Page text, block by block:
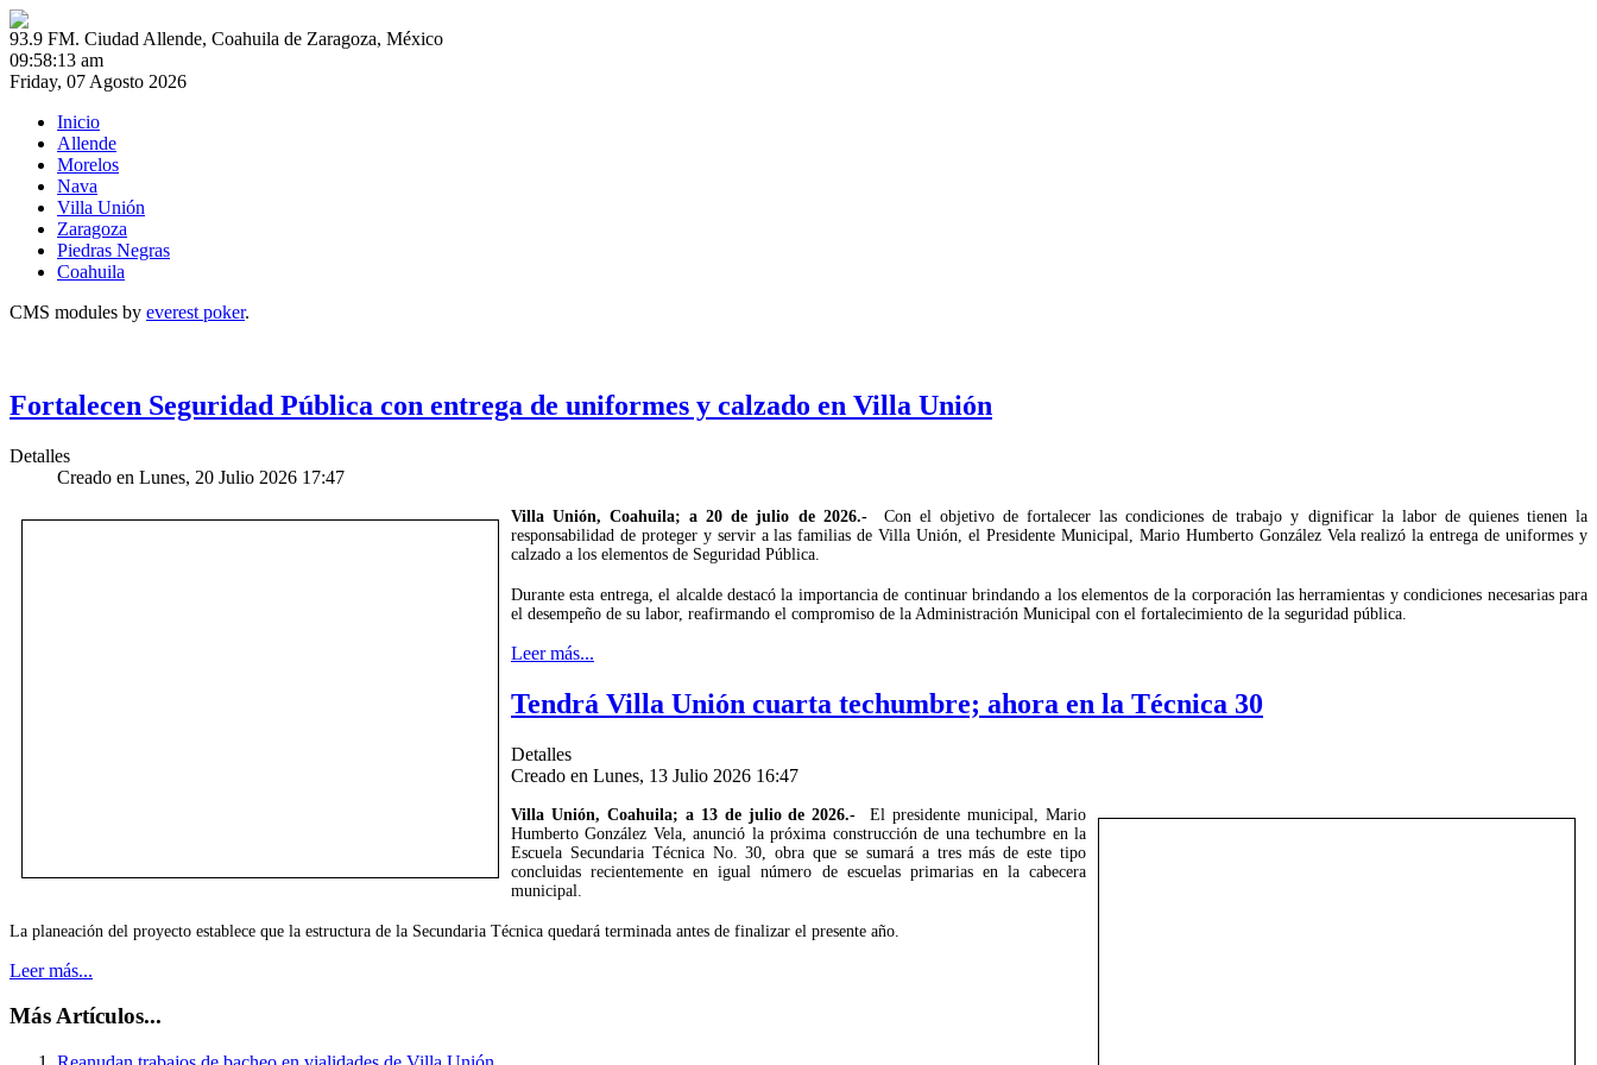
93.9 FM. Ciudad Allende, Coahuila de Zaragoza, México
09:58:13 am
Friday, 07 Agosto 2026
Inicio
Allende
Morelos
Nava
Villa Unión
Zaragoza
Piedras Negras
Coahuila
CMS modules by everest poker.
Fortalecen Seguridad Pública con entrega de uniformes y calzado en Villa Unión
Detalles
Creado en Lunes, 20 Julio 2026 17:47
Villa Unión, Coahuila; a 20 de julio de 2026.-
Con el objetivo de fortalecer las condiciones de trabajo y dignificar la labor de quienes tienen la
responsabilidad de proteger y servir a las familias de Villa Unión, el Presidente Municipal, Mario Humberto González Vela realizó la entrega de uniformes y
calzado a los elementos de Seguridad Pública.
Durante esta entrega, el alcalde destacó la importancia de continuar brindando a los elementos de la corporación las herramientas y condiciones necesarias para
el desempeño de su labor, reafirmando el compromiso de la Administración Municipal con el fortalecimiento de la seguridad pública.
Leer más...
Tendrá Villa Unión cuarta techumbre; ahora en la Técnica 30
Detalles
Creado en Lunes, 13 Julio 2026 16:47
Villa Unión, Coahuila; a 13 de julio de 2026.-
El presidente municipal, Mario
Humberto González Vela, anunció la próxima construcción de una techumbre en la
Escuela Secundaria Técnica No. 30, obra que se sumará a tres más de este tipo
concluidas recientemente en igual número de escuelas primarias en la cabecera
municipal.
La planeación del proyecto establece que la estructura de la Secundaria Técnica quedará terminada antes de finalizar el presente año.
Leer más...
Más Artículos...